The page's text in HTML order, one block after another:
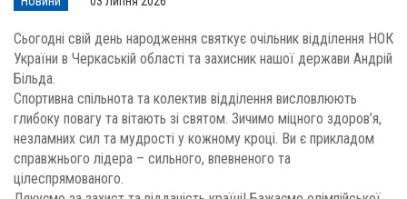
Сьогодні свій день народження святкує очільник відділення НОК
України в Черкаській області та захисник нашої держави Андрій
Більда.
Спортивна спільнота та колектив відділення висловлюють
глибоку повагу та вітають зі святом. Зичимо міцного здоров’я,
незламних сил та мудрості у кожному кроці. Ви є прикладом
справжнього лідера – сильного, впевненого та
цілеспрямованого.